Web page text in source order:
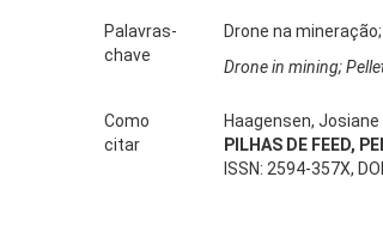
Palavras-
chave
Drone na
Drone in mining;
Como
citar
Haagensen,
PILHAS DE FEED,
ISSN: 2594-357X,